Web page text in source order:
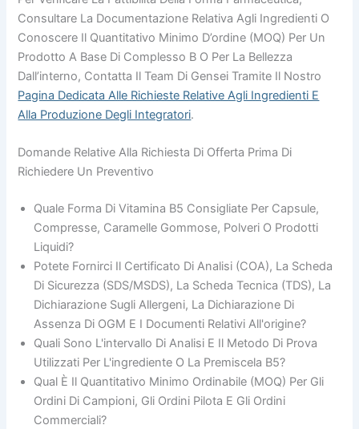
Consultare La Documentazione Relativa Agli Ingredienti O
Conoscere Il Quantitativo Minimo D’ordine (MOQ) Per Un
Prodotto A Base Di Complesso B O Per La Bellezza
Dall’interno, Contatta Il Team Di Gensei Tramite Il Nostro
Pagina Dedicata Alle Richieste Relative Agli Ingredienti E
Alla Produzione Degli Integratori.
Domande Relative Alla Richiesta Di Offerta Prima Di
Richiedere Un Preventivo
Quale Forma Di Vitamina B5 Consigliate Per Capsule,
Compresse, Caramelle Gommose, Polveri O Prodotti
Liquidi?
Potete Fornirci Il Certificato Di Analisi (COA), La Scheda
Di Sicurezza (SDS/MSDS), La Scheda Tecnica (TDS), La
Dichiarazione Sugli Allergeni, La Dichiarazione Di
Assenza Di OGM E I Documenti Relativi All'origine?
Quali Sono L'intervallo Di Analisi E Il Metodo Di Prova
Utilizzati Per L'ingrediente O La Premiscela B5?
Qual È Il Quantitativo Minimo Ordinabile (MOQ) Per Gli
Ordini Di Campioni, Gli Ordini Pilota E Gli Ordini
Commerciali?